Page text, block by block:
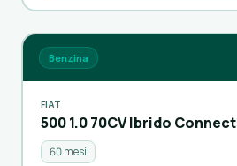
Benzina
FIAT
500 1.0 70CV Ibrido Connect
60 mesi